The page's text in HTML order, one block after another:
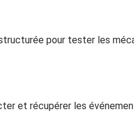
pour tester les
et récupérer les